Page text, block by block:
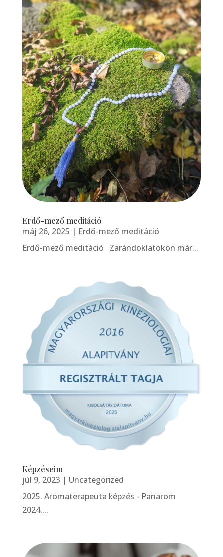
Erdő-mező meditáció
máj 26, 2025 | Erdő-mező meditáció
Erdő-mező meditáció Zarándoklatokon már...
Képzéseim
júl 9, 2023 | Uncategorized
2025. Aromaterapeuta képzés - Panarom
2024....